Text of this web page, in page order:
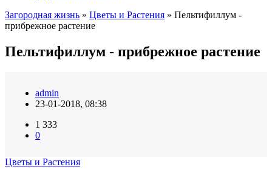
Загородная жизнь » Цветы и Растения » Пельтифиллум -
прибрежное растение
Пельтифиллум - прибрежное растение
admin
23-01-2018, 08:38
1 333
0
Цветы и Растения